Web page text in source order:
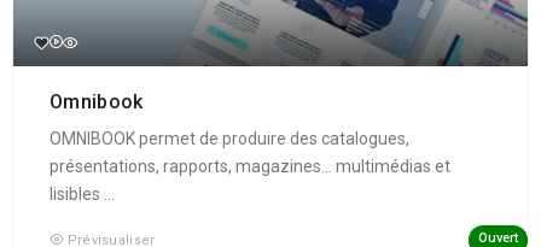
Omnibook
OMNIBOOK permet de produire des catalogues,
présentations, rapports, magazines... multimédias et
lisibles ...
Prévisualiser Ouvert